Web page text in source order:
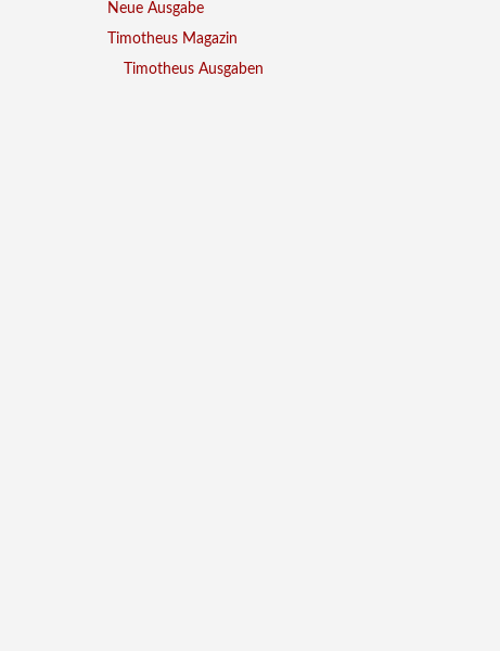
Neue Ausgabe
Timotheus Magazin
Timotheus Ausgaben